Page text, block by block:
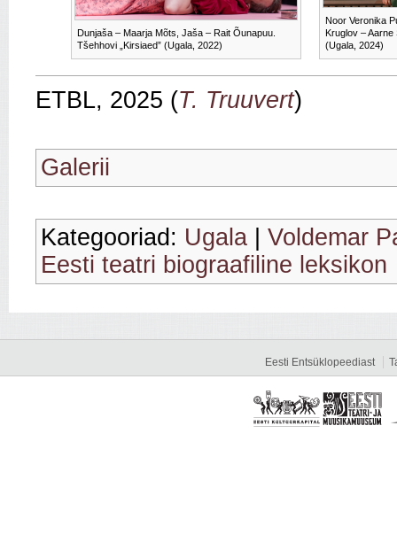
Dunjaša – Maarja Mõts, Jaša – Rait Õunapuu.
Tšehhovi „Kirsiaed” (Ugala, 2022)
Noor Veronika
Kruglov – Aarne
(Ugala, 2024)
ETBL, 2025 (T. Truuvert)
Galerii
Kategooriad: Ugala
Voldemar
Eesti teatri biograafiline leksikon
Eesti Entsüklopeediast